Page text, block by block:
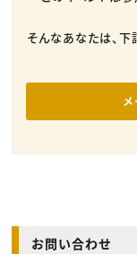
そんなあなたは、下
お問い合わせ